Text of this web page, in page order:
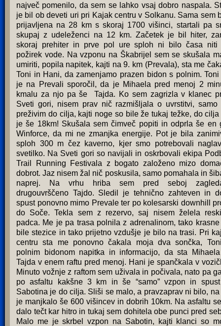
največ pomenilo, da sem se lahko vsaj dobro naspala.
je bil ob deveti uri pri Kajak centru v Solkanu. Sama sem
prijavljena na 28 km s skoraj 1700 višinci, startali pa
skupaj z udeleženci na 12 km. Začetek je bil hiter,
skoraj prehiter in prve pol ure sploh ni bilo časa niti
požirek vode. Na vzponu na Škabrijel sem se skušala
umiriti, popila napitek, kajti na 9. km (Prevala), sta me
Toni in Hani, da zamenjamo prazen bidon s polnim. Toni
je na Prevali sporočil, da je Mihaela pred menoj 2
kmalu za njo pa še Tajda. Ko sem zagrizla v klanec
Sveti gori, nisem prav nič razmišljala o uvrstitvi, samo
preživim do cilja, kajti noge so bile že tukaj težke, do cilja
je še 18km! Skušala sem čimveč popiti in odprla še en
Winforce, da mi ne zmanjka energije. Pot je bila
sploh 300 m čez kaverno, kjer smo potrebovali
svetilko. Na Sveti gori so navijali in oskrbovali ekipa
Trail Running Festivala z bogato založeno mizo
dobrot. Jaz nisem žal nič poskusila, samo pomahala in
naprej. Na vrhu hriba sem pred seboj
drugouvrščeno Tajdo. Sledil je tehnično zahteven in
spust ponovno mimo Prevale ter po kolesarski downhill
do Soče. Tekla sem z rezervo, saj nisem želela
padca. Me je pa trasa polnila z adrenalinom, tako
bile stezice in tako prijetno vzdušje je bilo na trasi. Pri
centru sta me ponovno čakala moja dva sončka,
polnim bidonom napitka in informacijo, da sta
Tajda v enem raftu pred menoj. Hani je spančkala v
Minuto vožnje z raftom sem uživala in počivala, nato pa
po asfaltu kakšne 3 km in še “samo” vzpon in
Sabotina je do cilja. Sliši se malo, a pravzaprav ni bilo, na
je manjkalo še 600 višincev in dobrih 10km. Na asfaltu
dalo tečt kar hitro in tukaj sem dohitela obe punci pred
Malo me je skrbel vzpon na Sabotin, kajti klanci so